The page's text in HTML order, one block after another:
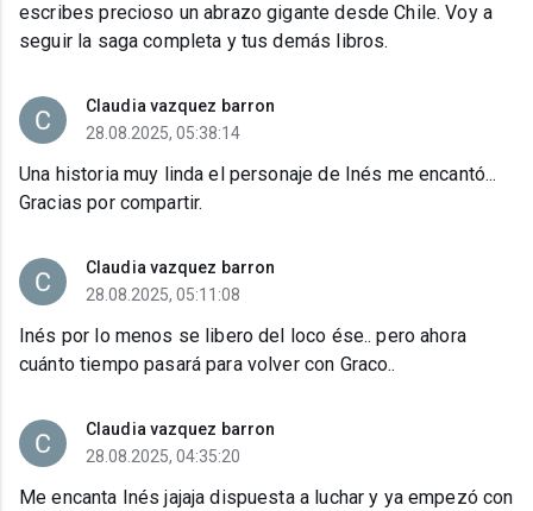
escribes precioso un abrazo gigante desde Chile. Voy a
seguir la saga completa y tus demás libros.
Claudia vazquez barron
28.08.2025, 05:38:14
Una historia muy linda el personaje de Inés me encantó...
Gracias por compartir.
Claudia vazquez barron
28.08.2025, 05:11:08
Inés por lo menos se libero del loco ése.. pero ahora
cuánto tiempo pasará para volver con Graco..
Claudia vazquez barron
28.08.2025, 04:35:20
Me encanta Inés jajaja dispuesta a luchar y ya empezó con